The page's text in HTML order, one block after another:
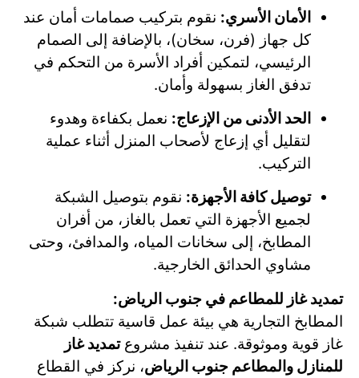
الأمان الأسري: نقوم بتركيب صمامات أمان عند
كل جهاز (فرن، سخان)، بالإضافة إلى الصمام
الرئيسي، لتمكين أفراد الأسرة من التحكم في
تدفق الغاز بسهولة وأمان.
الحد الأدنى من الإزعاج: نعمل بكفاءة وهدوء
لتقليل أي إزعاج لأصحاب المنزل أثناء عملية
التركيب.
توصيل كافة الأجهزة: نقوم بتوصيل الشبكة
لجميع الأجهزة التي تعمل بالغاز، من أفران
المطابخ، إلى سخانات المياه، والمدافئ، وحتى
مشاوي الحدائق الخارجية.
تمديد غاز للمطاعم في جنوب الرياض:
المطابخ التجارية هي بيئة عمل قاسية تتطلب شبكة
غاز قوية وموثوقة. عند تنفيذ مشروعتمديد غاز
للمنازل والمطاعم جنوب الرياض، نركز في القطاع